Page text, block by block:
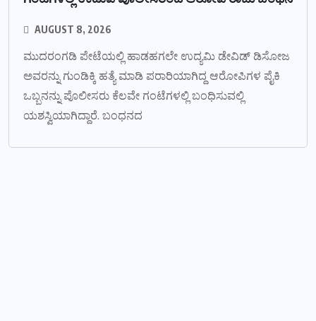
AUGUST 8, 2026
ಮುದರಂಗಡಿ ಪೇಟೆಯಲ್ಲಿ ಹಾಡಹಗಲೇ ಉದ್ಯಮಿ ಡೇವಿಡ್ ಡಿಸೋಜ
ಅವರನ್ನು ಗುಂಡಿಕ್ಕಿ ಹತ್ಯೆ ಮಾಡಿ ಪರಾರಿಯಾಗಿದ್ದ ಆರೋಪಿಗಳ ಪೈಕಿ
ಒಬ್ಬನನ್ನು ಪೊಲೀಸರು ಕೆಲವೇ ಗಂಟೆಗಳಲ್ಲಿ ಬಂಧಿಸುವಲ್ಲಿ
ಯಶಸ್ವಿಯಾಗಿದ್ದಾರೆ. ಬಂಧನದ